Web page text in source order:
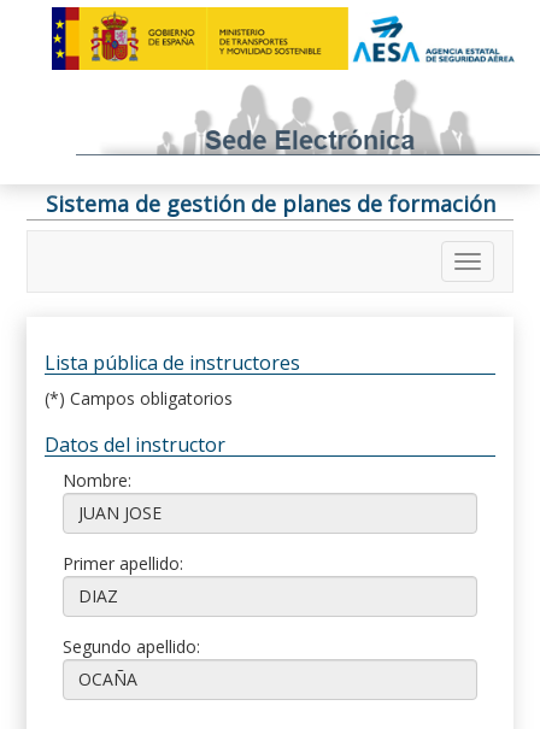
Sistema de gestión de planes de formación
Lista pública de instructores
(*) Campos obligatorios
Datos del instructor
Nombre:
Primer apellido:
Segundo apellido: